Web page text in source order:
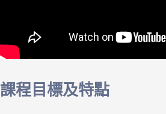
課程目標及特點